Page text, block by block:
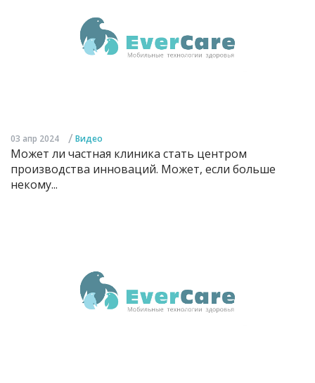
03 апр 2024 / Видео
Может ли частная клиника стать центром
производства инноваций. Может, если больше
некому...